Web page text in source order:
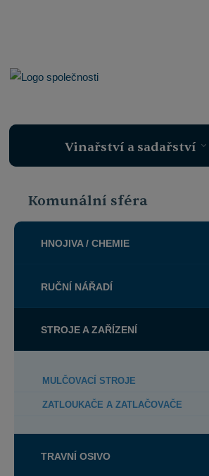
Vinařství a sadařství
Komunální sféra
HNOJIVA / CHEMIE
RUČNÍ NÁŘADÍ
STROJE A ZAŘÍZENÍ
MULČOVACÍ STROJE
ZATLOUKAČE A ZATLAČOVAČE
TRAVNÍ OSIVO